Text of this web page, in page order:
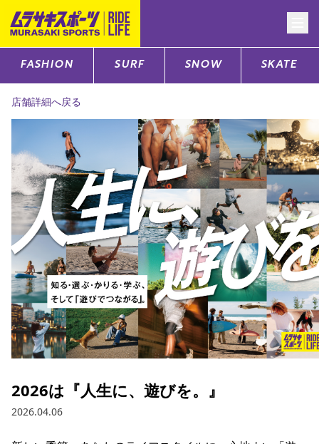
CATEGORY
サーフTOP
スノーTOP
スケートTOP
CONTENTS
ブランド一覧
特集一覧
SUPPORT
ご利用ガイド
会員ランク
アフターサポート
FASHION SURF SNOW SKATE
店舗詳細へ戻る
2026は『人生に、遊びを。』
2026.04.06